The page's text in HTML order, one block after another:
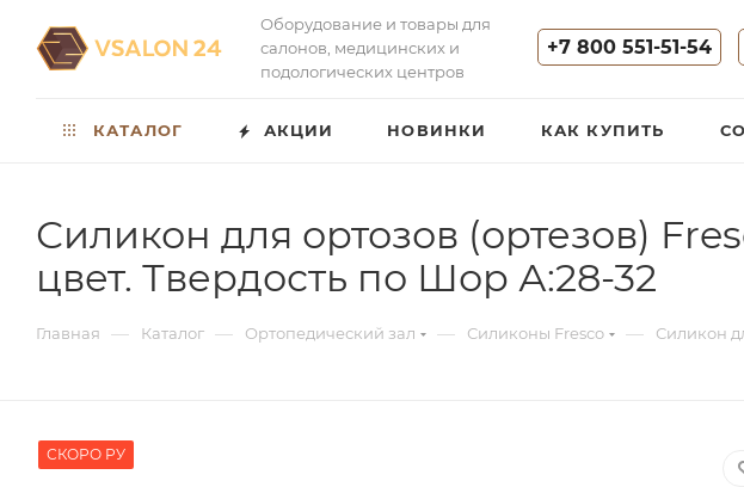
Оборудование и товары для
салонов, медицинских и
подологических центров
+7 800 551-51-54
КАТАЛОГ АКЦИИ НОВИНКИ КАК КУПИТЬ
Силикон для ортозов (ортезов)
цвет. Твердость по Шор А:28-32
Главная — Каталог — Ортопедический зал — Силиконы Fresco — Силикон
СКОРО РУ